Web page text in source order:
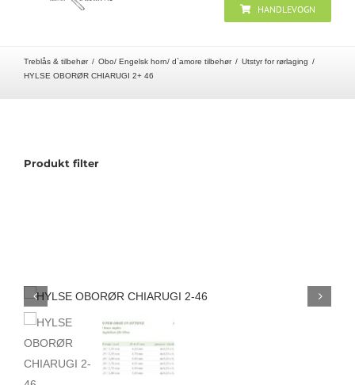
Åpningstider
Tilbudstorg
Bager/ etuier
Noter
HANDLEVOGN
Treblås & tilbehør Obo/ Engelsk horn/ d`amore tilbehør
Utstyr for rørlaging
HYLSE OBORØR CHIARUGI 2+ 46
Produkt filter